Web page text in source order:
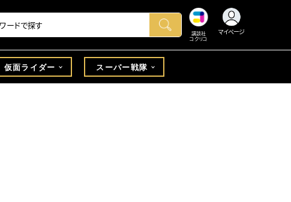
講談社
コクリコ
マイページ
仮面ライダー スーパー戦隊